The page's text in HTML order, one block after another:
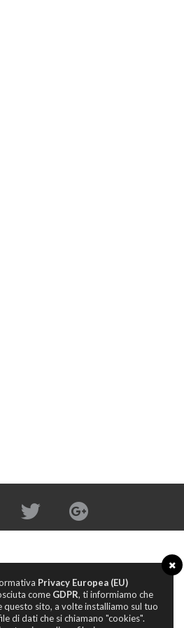
E CONDIZIONI
POLICY
POLICY
Privacy Europea (EU)
come GDPR, ti informiamo che
questo sito, a volte installiamo sul tuo
di dati che si chiamano "cookies".